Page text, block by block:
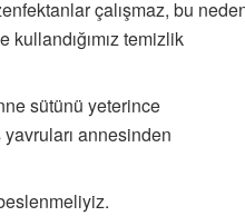
çalışmaz, bu
temizlik
sütünü yeterince
yavruları annesinden